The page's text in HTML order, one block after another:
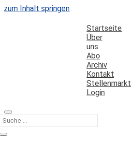
zum Inhalt springen
Startseite
Über
uns
Abo
Archiv
Kontakt
Stellenmarkt
Login
Kategorie